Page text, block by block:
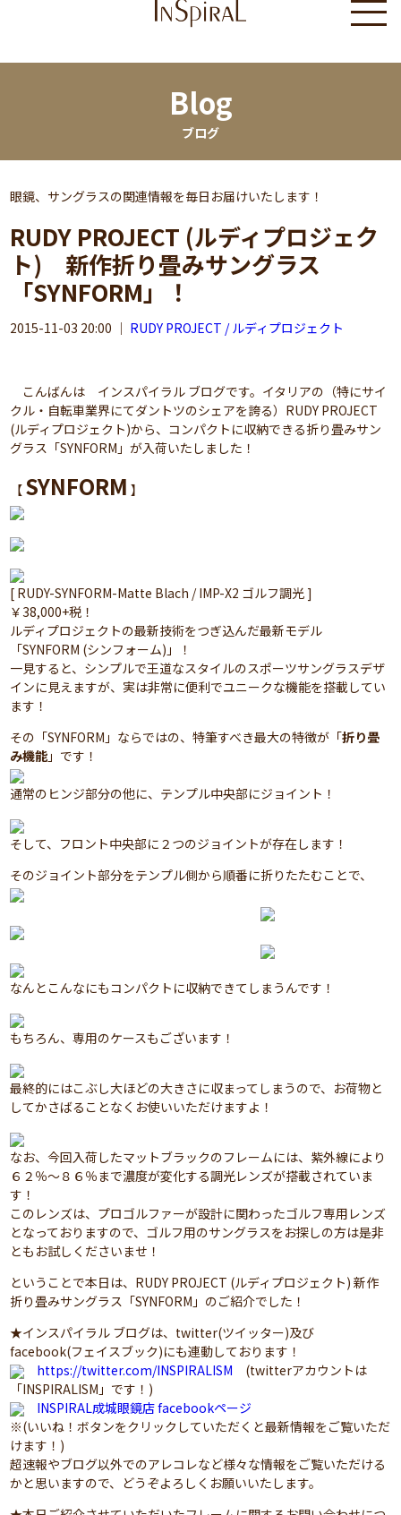
Blog
ブログ
眼鏡、サングラスの関連情報を毎日お届けいたします！
RUDY PROJECT (ルディプロジェク
ト) 新作折り畳みサングラス
「SYNFORM」！
2015-11-03 20:00 ｜ RUDY PROJECT / ルディプロジェクト
こんばんは インスパイラル ブログです。イタリアの（特にサイ
クル・自転車業界にてダントツのシェアを誇る）RUDY PROJECT
(ルディプロジェクト)から、コンパクトに収納できる折り畳みサン
グラス「SYNFORM」が入荷いたしました！
【 SYNFORM 】
[ RUDY-SYNFORM-Matte Blach / IMP-X2 ゴルフ調光 ]
￥38,000+税！
ルディプロジェクトの最新技術をつぎ込んだ最新モデル
「SYNFORM (シンフォーム)」！
一見すると、シンプルで王道なスタイルのスポーツサングラスデザ
インに見えますが、実は非常に便利でユニークな機能を搭載してい
ます！
その「SYNFORM」ならではの、特筆すべき最大の特徴が「折り畳
み機能」です！
通常のヒンジ部分の他に、テンプル中央部にジョイント！
そして、フロント中央部に２つのジョイントが存在します！
そのジョイント部分をテンプル側から順番に折りたたむことで、
なんとこんなにもコンパクトに収納できてしまうんです！
もちろん、専用のケースもございます！
最終的にはこぶし大ほどの大きさに収まってしまうので、お荷物と
してかさばることなくお使いいただけますよ！
なお、今回入荷したマットブラックのフレームには、紫外線により
６２％～８６％まで濃度が変化する調光レンズが搭載されていま
す！
このレンズは、プロゴルファーが設計に関わったゴルフ専用レンズ
となっておりますので、ゴルフ用のサングラスをお探しの方は是非
ともお試しくださいませ！
ということで本日は、RUDY PROJECT (ルディプロジェクト) 新作
折り畳みサングラス「SYNFORM」のご紹介でした！
★インスパイラル ブログは、twitter(ツイッター)及び
facebook(フェイスブック)にも連動しております！
https://twitter.com/INSPIRALISM (twitterアカウントは
「INSPIRALISM」です！)
INSPIRAL成城眼鏡店 facebookページ
※(いいね！ボタンをクリックしていただくと最新情報をご覧いただ
けます！)
超速報やブログ以外でのアレコレなど様々な情報をご覧いただける
かと思いますので、どうぞよろしくお願いいたします。